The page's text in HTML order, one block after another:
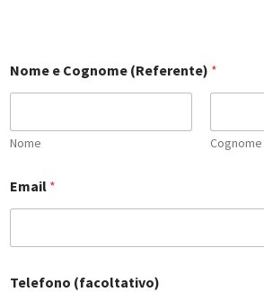
f
a
l
t
i
o
(
Nome e Cognome (Referente) *
Nome Cognome
Email *
Telefono (facoltativo)